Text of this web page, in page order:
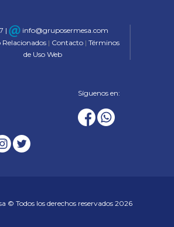
|
info@gruposermesa.com
Relacionados | Contacto | Términos
de Uso Web
Síguenos en:
© Todos los derechos reservados 2026